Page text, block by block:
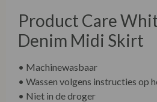
Product Care
Denim Midi Skirt
• Machinewasbaar
• Wassen volgens instructies op
• Niet in de droger